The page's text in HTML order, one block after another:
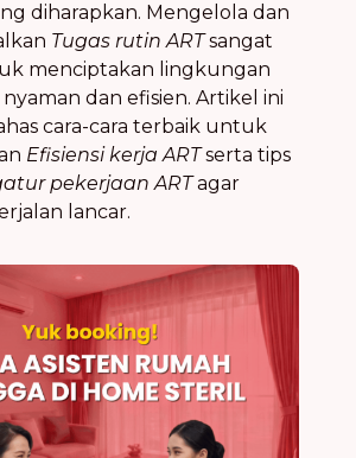
diharapkan. Mengelola dan
Tugas rutin ARTsangat
menciptakan lingkungan
dan efisien. Artikel ini
cara-cara terbaik untuk
Efisiensi kerja ARTserta tips
pekerjaan ARTagar
lancar.